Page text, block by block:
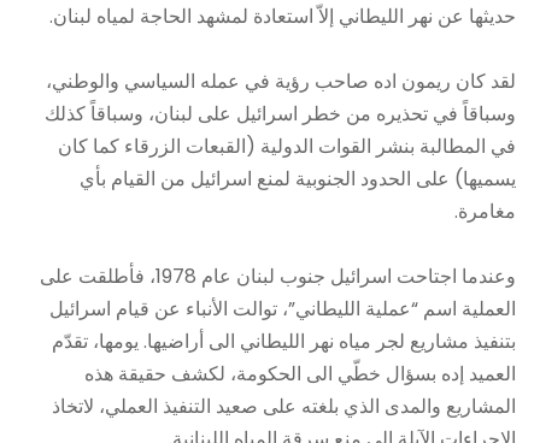
حديثها عن نهر الليطاني إلاّ استعادة لمشهد الحاجة لمياه لبنان.
لقد كان ريمون اده صاحب رؤية في عمله السياسي والوطني،
وسباقاً في تحذيره من خطر اسرائيل على لبنان، وسباقاً كذلك
في المطالبة بنشر القوات الدولية (القبعات الزرقاء كما كان
يسميها) على الحدود الجنوبية لمنع اسرائيل من القيام بأي
مغامرة.
وعندما اجتاحت اسرائيل جنوب لبنان عام 1978، فأطلقت على
العملية اسم “عملية الليطاني”، توالت الأنباء عن قيام اسرائيل
بتنفيذ مشاريع لجر مياه نهر الليطاني الى أراضيها. يومها، تقدّم
العميد إده بسؤال خطّي الى الحكومة، لكشف حقيقة هذه
المشاريع والمدى الذي بلغته على صعيد التنفيذ العملي، لاتخاذ